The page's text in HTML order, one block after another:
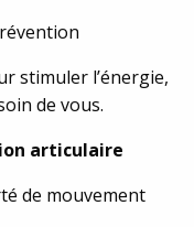
stimuler l’énergie,
de vous.
articulaire
de mouvement